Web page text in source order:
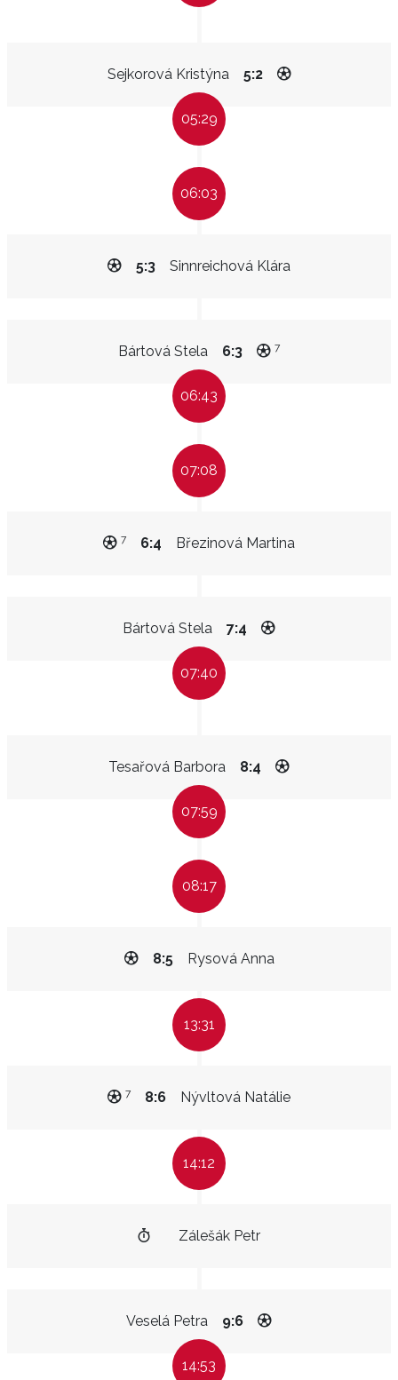
Sejkorová Kristýna 5:2
05:29
06:03
Sinnreichová Klára
5:3
Bártová Stela 6:3 7
06:43
07:08
Březinová Martina
6:4
7
Bártová Stela 7:4
07:40
Tesařová Barbora 8:4
07:59
08:17
Rysová Anna
8:5
13:31
Nývltová Natálie
8:6
7
14:12
Zálešák Petr
Veselá Petra 9:6
14:53